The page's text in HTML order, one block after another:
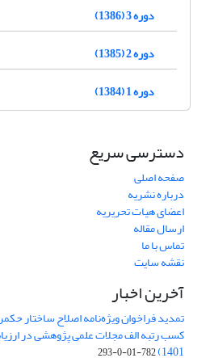
دوره 3 (1386)
دوره 2 (1385)
دوره 1 (1384)
دسترسی سریع
صفحه اصلی
درباره نشریه
اعضای هیات تحریریه
ارسال مقاله
تماس با ما
نقشه سایت
آخرین اخبار
تمدید فراخوان ویژه‌نامه اصلاح ساختار
1401)
782-01-0-293